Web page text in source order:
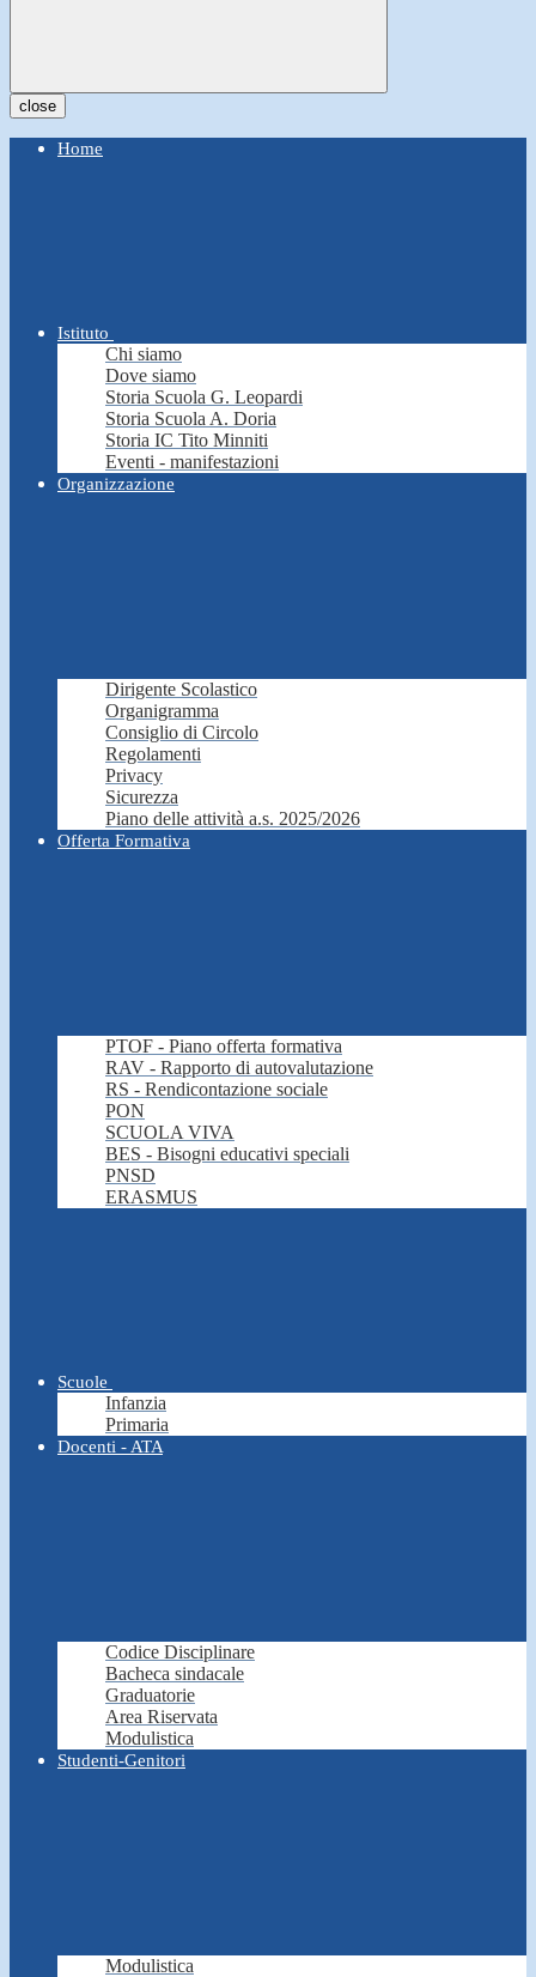
close
Home
Istituto
Chi siamo
Dove siamo
Storia Scuola G. Leopardi
Storia Scuola A. Doria
Storia IC Tito Minniti
Eventi - manifestazioni
Organizzazione
Dirigente Scolastico
Organigramma
Consiglio di Circolo
Regolamenti
Privacy
Sicurezza
Piano delle attività a.s. 2025/2026
Offerta Formativa
PTOF - Piano offerta formativa
RAV - Rapporto di autovalutazione
RS - Rendicontazione sociale
PON
SCUOLA VIVA
BES - Bisogni educativi speciali
PNSD
ERASMUS
Scuole
Infanzia
Primaria
Docenti - ATA
Codice Disciplinare
Bacheca sindacale
Graduatorie
Area Riservata
Modulistica
Studenti-Genitori
Modulistica